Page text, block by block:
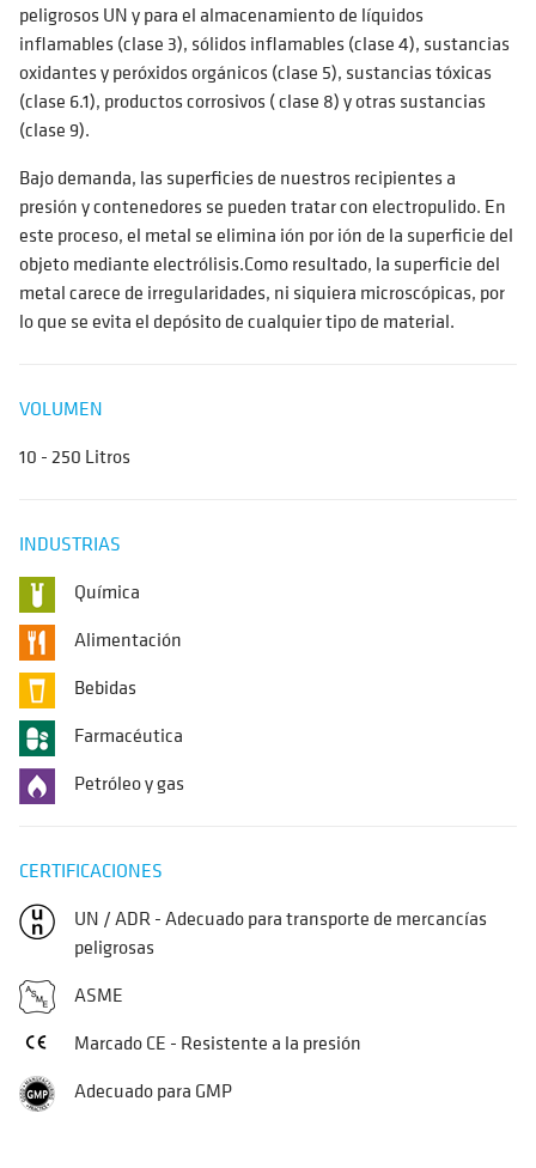
peligrosos UN y para el almacenamiento de líquidos
inflamables (clase 3), sólidos inflamables (clase 4), sustancias
oxidantes y peróxidos orgánicos (clase 5), sustancias tóxicas
(clase 6.1), productos corrosivos ( clase 8) y otras sustancias
(clase 9).
Bajo demanda, las superficies de nuestros recipientes a
presión y contenedores se pueden tratar con electropulido. En
este proceso, el metal se elimina ión por ión de la superficie del
objeto mediante electrólisis.Como resultado, la superficie del
metal carece de irregularidades, ni siquiera microscópicas, por
lo que se evita el depósito de cualquier tipo de material.
VOLUMEN
10 - 250 Litros
INDUSTRIAS
Química
Alimentación
Bebidas
Farmacéutica
Petróleo y gas
CERTIFICACIONES
UN / ADR - Adecuado para transporte de mercancías
peligrosas
ASME
Marcado CE - Resistente a la presión
Adecuado para GMP